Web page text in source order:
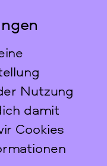
Nutzung
damit
Cookies